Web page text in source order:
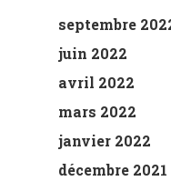
septembre
juin 2022
avril 2022
mars 2022
janvier 2022
décembre 2021